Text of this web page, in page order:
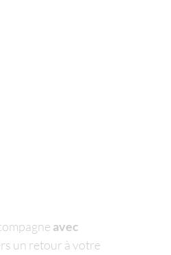
avec
un retour à votre